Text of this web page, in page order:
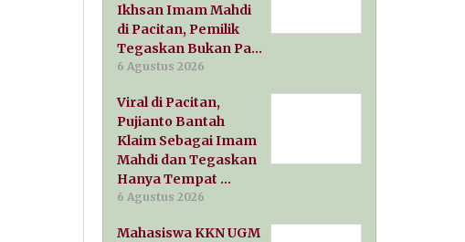
Ikhsan Imam Mahdi
di Pacitan, Pemilik
Tegaskan Bukan Pa…
6 Agustus 2026
Viral di Pacitan,
Pujianto Bantah
Klaim Sebagai Imam
Mahdi dan Tegaskan
Hanya Tempat …
6 Agustus 2026
Mahasiswa KKN UGM